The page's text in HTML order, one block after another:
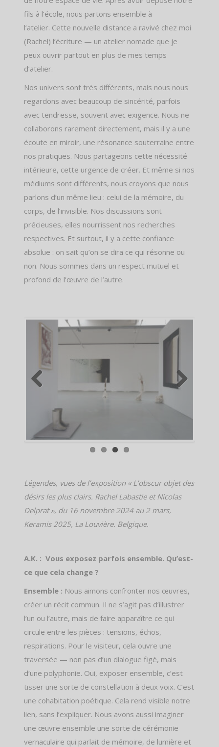
fils à l’école, nous partons ensemble à
l’atelier. Cette nouvelle distance a ravivé chez moi
(Rachel) l’écriture — un atelier nomade que je
peux ouvrir partout en plus de mes temps
d’atelier.
Nos univers sont très différents, mais nous nous
regardons avec beaucoup de sincérité, parfois
avec tendresse, souvent avec exigence. Nous ne
collaborons rarement directement, mais il y a une
écoute en miroir, une résonance souterraine entre
nos pratiques. Nous partageons cette nécessité
intérieure, cette urgence de créer. Et même si nos
médiums sont différents, nous croyons que nous
parlons d’un même lieu : celui de la mémoire, du
corps, de l’invisible. Nos discussions sont
précieuses, elles nourrissent nos recherches
respectives. Et surtout, il y a cette confiance
absolue : on sait qu’on se dira ce qui résonne ou
non. Nous sommes dans un respect mutuel et
profond de l’œuvre de l’autre.
Légendes, vues de l’exposition « L’obscur objet des
désirs les plus clairs. Rachel Labastie et Nicolas
Delprat », du 16 novembre 2024 au 2 mars,
Keramis 2025, La Louvière. Belgique.
A.K. : Vous exposez parfois ensemble. Qu’est-
ce que cela change ?
Ensemble : Nous aimons confronter nos œuvres,
créer un récit commun. Il ne s’agit pas d’illustrer
l’un ou l’autre, mais de faire apparaître ce qui
circule entre les pièces : tensions, échos,
respirations. Pour le visiteur, cela ouvre une
traversée — non pas d’un dialogue figé, mais
d’une polyphonie. Oui, exposer ensemble, c’est
tisser une sorte de constellation à deux voix. C’est
une cohabitation poétique. Cela rend visible notre
lien, sans l’expliquer. Nous avons aussi imaginer
une œuvre ensemble une sorte de cérémonie
vernaculaire qui parlait de mémoire, de lumière et